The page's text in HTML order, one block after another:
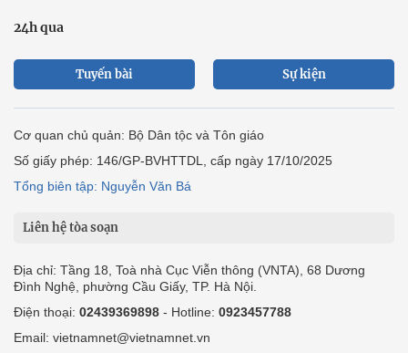
24h qua
Tuyến bài Sự kiện
Cơ quan chủ quản: Bộ Dân tộc và Tôn giáo
Số giấy phép: 146/GP-BVHTTDL, cấp ngày 17/10/2025
Tổng biên tập: Nguyễn Văn Bá
Liên hệ tòa soạn
Địa chỉ: Tầng 18, Toà nhà Cục Viễn thông (VNTA), 68 Dương
Đình Nghệ, phường Cầu Giấy, TP. Hà Nội.
Điện thoại: 02439369898 - Hotline: 0923457788
Email: vietnamnet@vietnamnet.vn